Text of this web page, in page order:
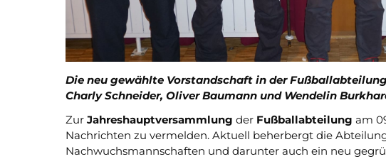
Die neu gewählte Vorstandschaft in der
Charly Schneider, Oliver Baumann und Wendelin
Zur Jahreshauptversammlung der Fußballabteilung am
Nachrichten zu vermelden. Aktuell beherbergt die
Nachwuchsmannschaften und darunter auch ein neu